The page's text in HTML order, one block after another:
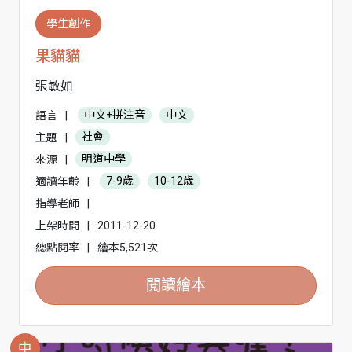
學生創作
果貓貓
張敏如
語言 中文+拼注音
中文
主題
社會
來源
明道中學
適讀年齡
7-9歲
10-12歲
指導老師
上架時間
2011-12-20
總點閱率
繪本5,521次
閱讀繪本
中